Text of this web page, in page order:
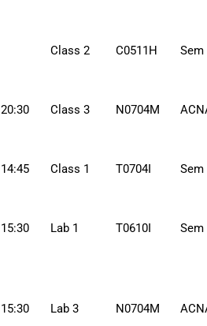
Class 2 C0511H Sem
20:30 Class 3 N0704M
14:45 Class 1 T0704I Sem
15:30 Lab 1 T0610I Sem
15:30 Lab 3 N0704M